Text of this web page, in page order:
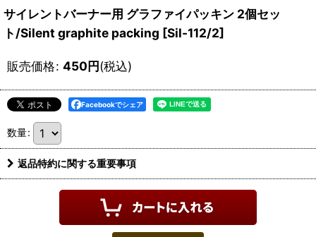
サイレントバーナー用 グラファイパッキン 2個セッ
ト/Silent graphite packing [Sil-112/2]
販売価格: 450円(税込)
Facebookでシェア
数量:
返品特約に関する重要事項